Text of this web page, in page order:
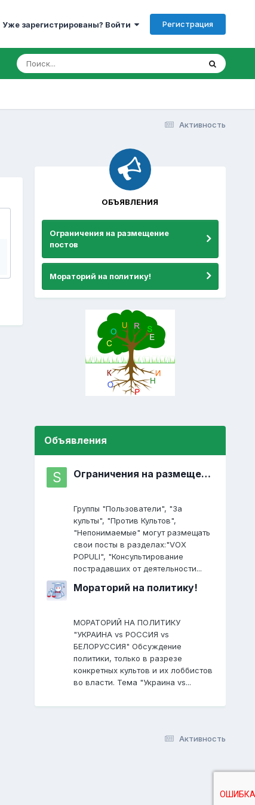
Уже зарегистрированы? Войти Регистрация
Активность
ОБЪЯВЛЕНИЯ
Ограничения на размещение
постов
Мораторий на политику!
Объявления
Ограничения на размещение постов
Группы "Пользователи", "За
культы", "Против Культов",
"Непонимаемые" могут размещать
свои посты в разделах:"VOX
POPULI", "Консультирование
пострадавших от деятельности...
Мораторий на политику!
МОРАТОРИЙ НА ПОЛИТИКУ
"УКРАИНА vs РОССИЯ vs
БЕЛОРУССИЯ" Обсуждение
политики, только в разрезе
конкретных культов и их лоббистов
во власти. Тема "Украина vs...
Активность